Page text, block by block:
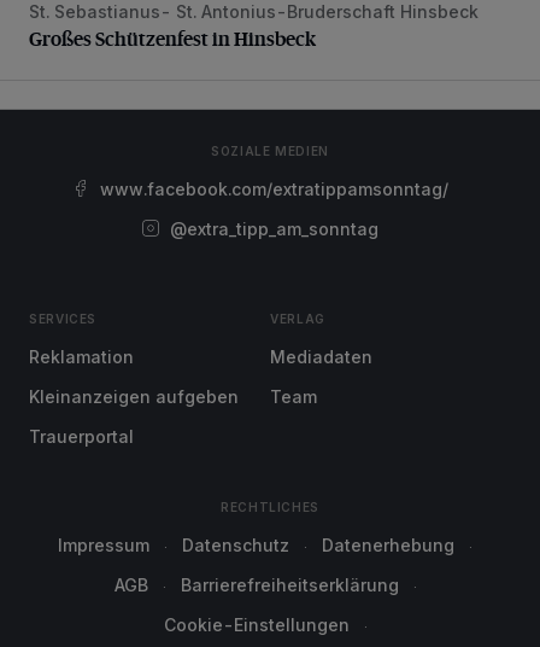
Großes Schützenfest in Hinsbeck
St. Sebastianus- St. Antonius-Bruderschaft Hinsbeck
Großes Schützenfest in Hinsbeck
SOZIALE MEDIEN
www.facebook.com/extratippamsonntag/
@extra_tipp_am_sonntag
SERVICES
Reklamation
Kleinanzeigen aufgeben
Trauerportal
VERLAG
Mediadaten
Team
RECHTLICHES
Impressum Datenschutz
Datenerhebung
AGB
Barrierefreiheitserklärung
Cookie-Einstellungen